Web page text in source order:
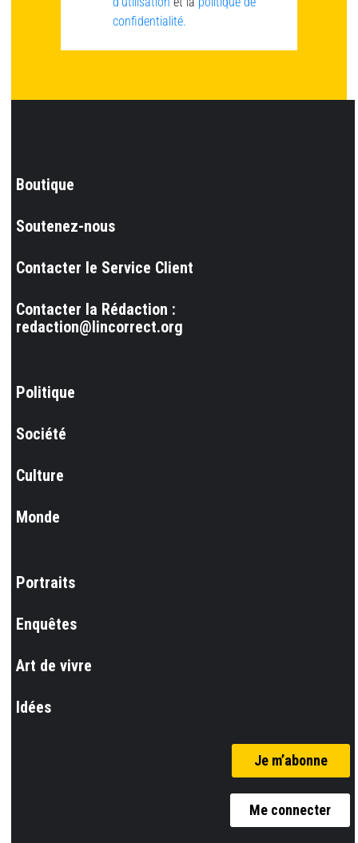
confidentialité.
Boutique
Soutenez-nous
Contacter le Service Client
Contacter la Rédaction :
redaction@lincorrect.org
Politique
Société
Culture
Monde
Portraits
Enquêtes
Art de vivre
Idées
Je m’abonne
Me connecter